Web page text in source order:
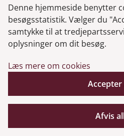
Denne hjemmeside benytter
besøgsstatistik. Vælger du
samtykke til at
oplysninger om dit besøg.
Læs mere om cookies
Accepter
Afvis